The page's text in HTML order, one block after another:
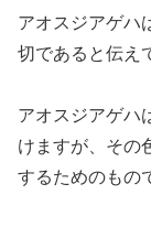
アオスジアゲハ
切であると伝え
アオスジアゲハ
けますが、その
するためのもの